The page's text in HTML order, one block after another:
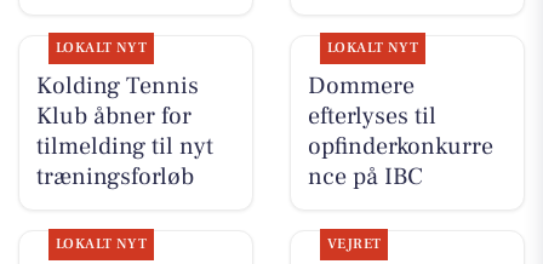
LOKALT NYT
Kolding Tennis
Klub åbner for
tilmelding til nyt
træningsforløb
LOKALT NYT
Dommere
efterlyses til
opfinderkonkurre
nce på IBC
LOKALT NYT VEJRET